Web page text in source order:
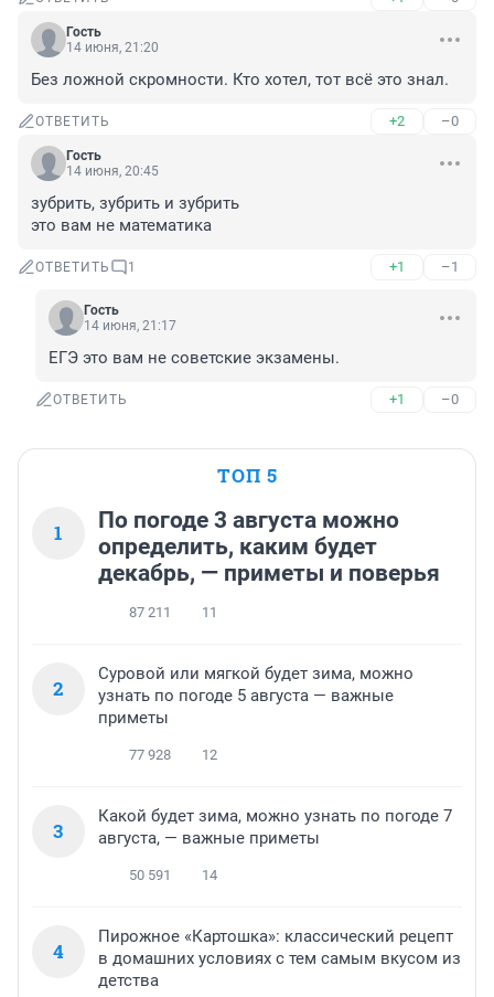
Гость
14 июня, 21:20
Без ложной скромности. Кто хотел, тот всё это знал.
ОТВЕТИТЬ +2 –0
Гость
14 июня, 20:45
зубрить, зубрить и зубрить
это вам не математика
ОТВЕТИТЬ 1 +1 –1
Гость
14 июня, 21:17
ЕГЭ это вам не советские экзамены.
ОТВЕТИТЬ +1 –0
ТОП 5
1
По погоде 3 августа можно
определить, каким будет
декабрь, — приметы и поверья
87 211 11
2
Суровой или мягкой будет зима, можно
узнать по погоде 5 августа — важные
приметы
77 928 12
3
Какой будет зима, можно узнать по погоде 7
августа, — важные приметы
50 591 14
4
Пирожное «Картошка»: классический рецепт
в домашних условиях с тем самым вкусом из
детства